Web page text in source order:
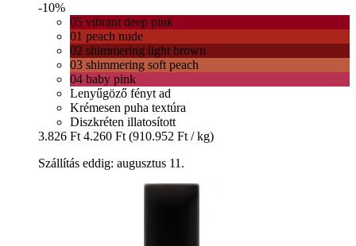
-10%
05 vibrant deep pink
01 peach nude
02 shimmering light brown
03 shimmering soft peach
04 baby pink
Lenyűgöző fényt ad
Krémesen puha textúra
Diszkréten illatosított
3.826 Ft 4.260 Ft (910.952 Ft / kg)
Szállítás eddig: augusztus 11.